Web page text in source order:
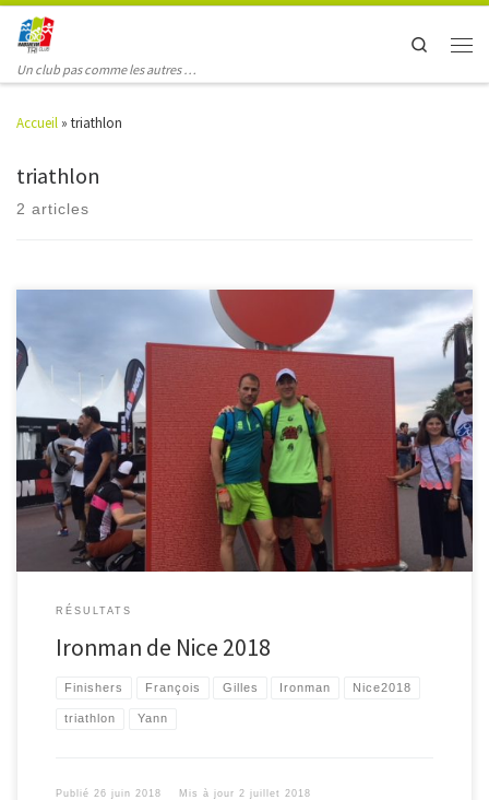
Un club pas comme les autres …
Search
Accueil » triathlon
triathlon
2 articles
Nice, dimanche 24 juin 2018 Van Lierde Frédérick 8:25:22 763. Croquette
François 11:37:07 (HTC-Gekobike) 1074. Yann Scheer 12:04:52 (HTC-
Gekobike) 1224. Gilles Kelbert 12:19:11 (HTC-Gekobike) Yann : « Un très
grand moment de passer cette ligne après un marathon catastrophique !
Heureusement tout s’est bien passé avant
» François : « Avant […]
RÉSULTATS
Ironman de Nice 2018
Finishers François Gilles Ironman Nice2018
triathlon Yann
Publié 26 juin 2018 Mis à jour 2 juillet 2018